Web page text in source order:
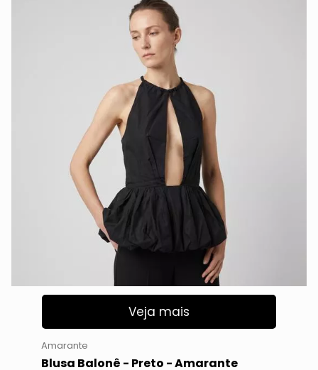
Veja mais
Amarante
Blusa Balonê - Preto - Amarante